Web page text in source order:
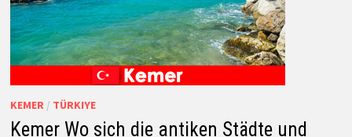
KEMER/ TÜRKIYE
Kemer Wo sich die antiken Städte und